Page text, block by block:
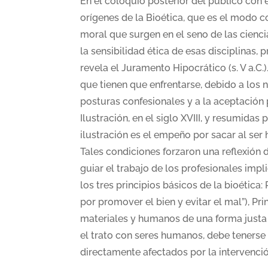
orígenes de la Bioética, que es el modo
moral que surgen en el seno de las
la sensibilidad ética de esas disciplinas,
revela el Juramento Hipocrático (s. V
que tienen que enfrentarse, debido a los
posturas confesionales y a la
Ilustración, en el siglo XVIII, y resumidas
ilustración es el empeño por sacar al ser
Tales condiciones forzaron una
guiar el trabajo de los profesionales
los tres principios básicos de la bioética:
por promover el bien y evitar el mal”),
materiales y humanos de una forma
el trato con seres humanos, debe
directamente afectados por la